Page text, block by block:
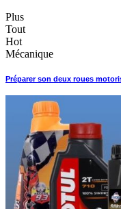
Plus
Tout
Hot
Mécanique
Préparer son deux roues